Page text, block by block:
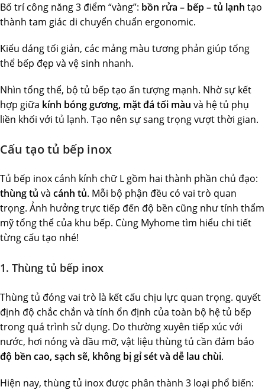
Bố trí công năng 3 điểm “vàng”: bồn rửa – bếp – tủ lạnh tạo
thành tam giác di chuyển chuẩn ergonomic.
Kiểu dáng tối giản, các mảng màu tương phản giúp tổng
thể bếp đẹp và vệ sinh nhanh.
Nhìn tổng thể, bộ tủ bếp tạo ấn tượng mạnh. Nhờ sự kết
hợp giữa kính bóng gương, mặt đá tối màu và hệ tủ phụ
liền khối với tủ lạnh. Tạo nên sự sang trọng vượt thời gian.
Cấu tạo tủ bếp inox
Tủ bếp inox cánh kính chữ L gồm hai thành phần chủ đạo:
thùng tủ và cánh tủ. Mỗi bộ phận đều có vai trò quan
trọng. Ảnh hưởng trực tiếp đến độ bền cũng như tính thẩm
mỹ tổng thể của khu bếp. Cùng Myhome tìm hiểu chi tiết
từng cấu tạo nhé!
1. Thùng tủ bếp inox
Thùng tủ đóng vai trò là kết cấu chịu lực quan trọng. quyết
định độ chắc chắn và tính ổn định của toàn bộ hệ tủ bếp
trong quá trình sử dụng. Do thường xuyên tiếp xúc với
nước, hơi nóng và dầu mỡ, vật liệu thùng tủ cần đảm bảo
độ bền cao, sạch sẽ, không bị gỉ sét và dễ lau chùi.
Hiện nay, thùng tủ inox được phân thành 3 loại phổ biến: